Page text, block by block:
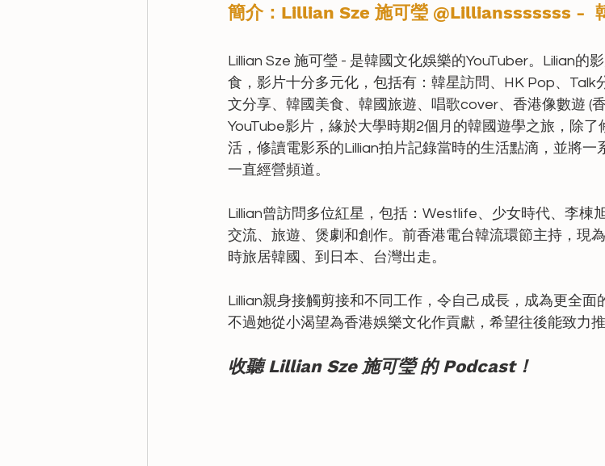
簡介： Lillian Sze 施可瑩 @Lilliansssssss -
Lillian Sze 施可瑩 - 是韓國文化娛樂的YouTuber。Lilian的
食，影片十分多元化，包括有：韓星訪問、HK Pop、Talk
文分享、韓國美食、韓國旅遊、唱歌cover、香港像數遊 (
YouTube影片，緣於大學時期2個月的韓國遊學之旅，除
活，修讀電影系的Lillian拍片記錄當時的生活點滴，並將
一直經營頻道。
Lillian曾訪問多位紅星，包括：Westlife、少女時代、李棟
交流、旅遊、煲劇和創作。前香港電台韓流環節主持，現
時旅居韓國、到日本、台灣出走。
Lillian親身接觸剪接和不同工作，令自己成長，成為更全面
不過她從小渴望為香港娛樂文化作貢獻，希望往後能致力
收聽 Lillian Sze 施可瑩 的 Podcast！